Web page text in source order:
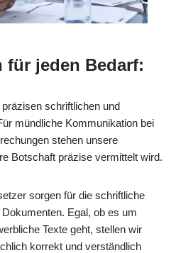
für jeden Bedarf:
schriftlichen und
mündliche Kommunikation bei
stehen unsere
Botschaft präzise vermittelt wird.
sorgen für die schriftliche
Egal, ob es um
Texte geht, stellen wir
korrekt und verständlich